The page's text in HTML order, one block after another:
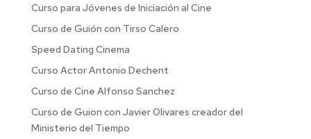
Curso para Jóvenes de Iniciación al Cine
Curso de Guión con Tirso Calero
Speed Dating Cinema
Curso Actor Antonio Dechent
Curso de Cine Alfonso Sanchez
Curso de Guion con Javier Olivares creador del
Ministerio del Tiempo